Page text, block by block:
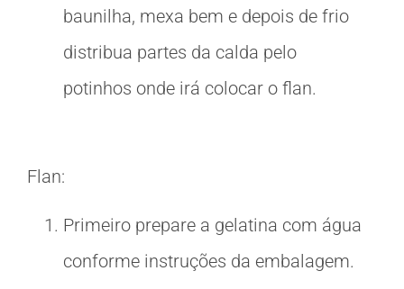
baunilha, mexa bem e depois de frio
distribua partes da calda pelo
potinhos onde irá colocar o flan.
Flan:
Primeiro prepare a gelatina com água
conforme instruções da embalagem.